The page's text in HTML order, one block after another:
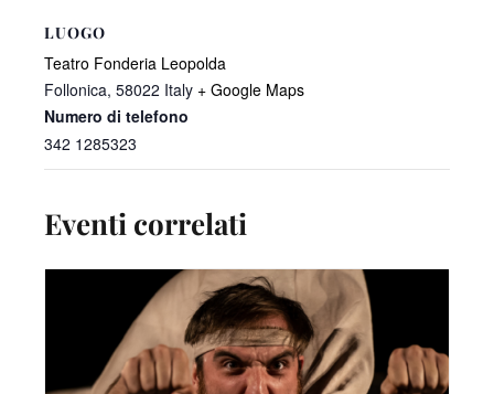
LUOGO
Teatro Fonderia Leopolda
Follonica, 58022 Italy + Google Maps
Numero di telefono
342 1285323
Eventi correlati